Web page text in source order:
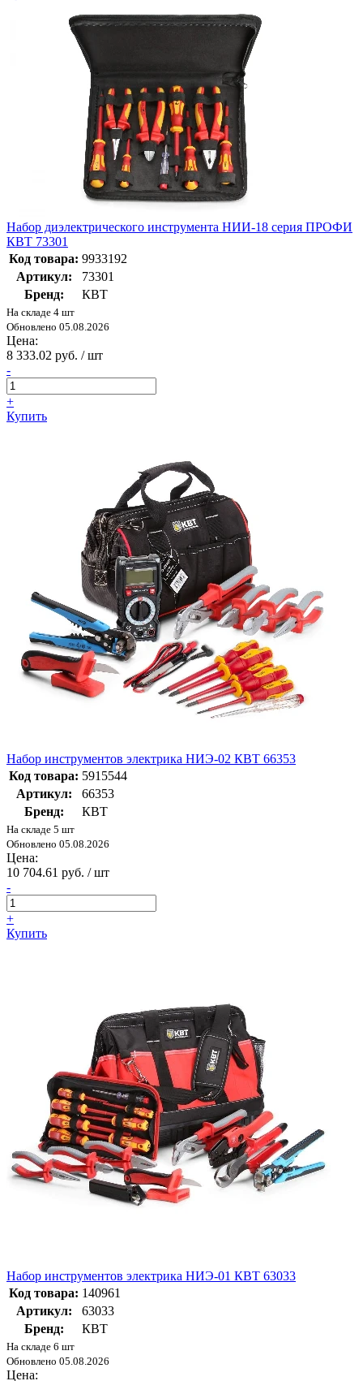
Набор диэлектрического инструмента НИИ-18 серия ПРОФИ
КВТ 73301
Код товара: 9933192
Артикул:
73301
Бренд:
КВТ
На складе 4 шт
Обновлено 05.08.2026
Цена:
8 333.02 руб. / шт
-
+
Купить
Набор инструментов электрика НИЭ-02 КВТ 66353
Код товара: 5915544
Артикул:
66353
Бренд:
КВТ
На складе 5 шт
Обновлено 05.08.2026
Цена:
10 704.61 руб. / шт
-
+
Купить
Набор инструментов электрика НИЭ-01 КВТ 63033
Код товара: 140961
Артикул:
63033
Бренд:
КВТ
На складе 6 шт
Обновлено 05.08.2026
Цена: